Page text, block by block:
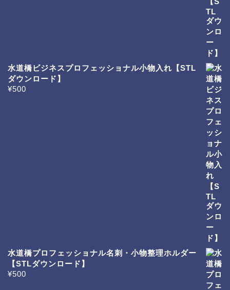
水道橋ビジネスプロフェッショナル小物入れ【STL
ダウンロード】
¥500
水道橋プロフェッショナル名刺・小物整理ホルダー
【STLダウンロード】
¥500